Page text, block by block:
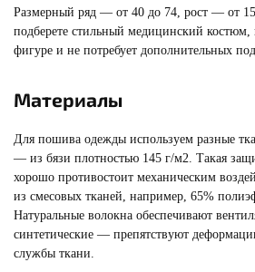
Размерный ряд — от 40 до 74, рост — от
подберете стильный медицинский костюм,
фигуре и не потребует дополнительных
Материалы
Для пошива одежды используем разные
— из бязи плотностью 145 г/м2. Такая
хорошо противостоит механическим
из смесовых тканей, например, 65%
Натуральные волокна обеспечивают
синтетические — препятствуют
службы ткани.